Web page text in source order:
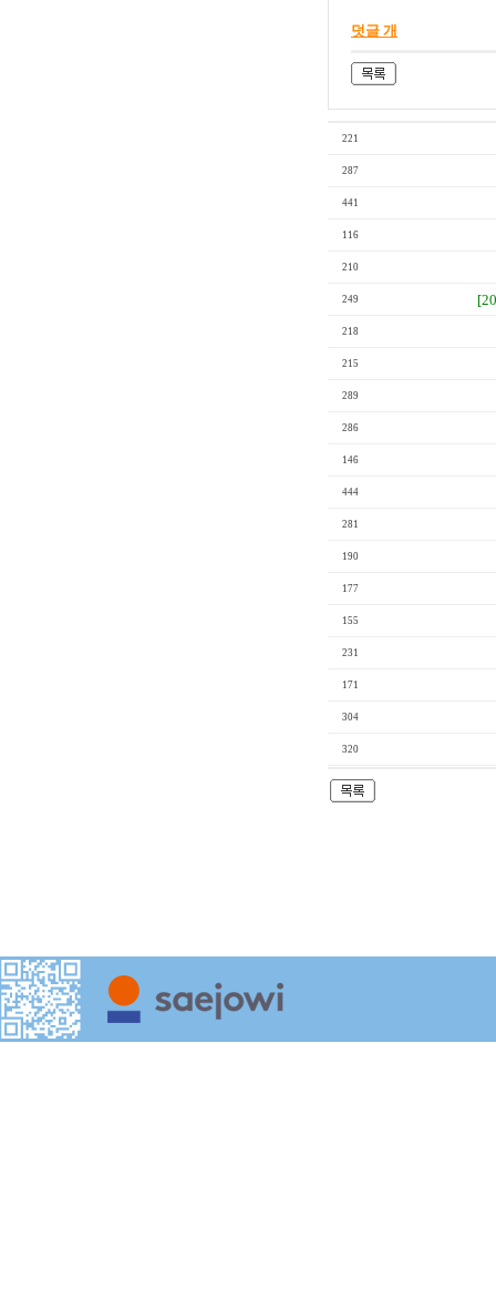
덧글 개
221
287
441
116
210
249
218
215
289
286
146
444
281
190
177
155
231
171
304
320